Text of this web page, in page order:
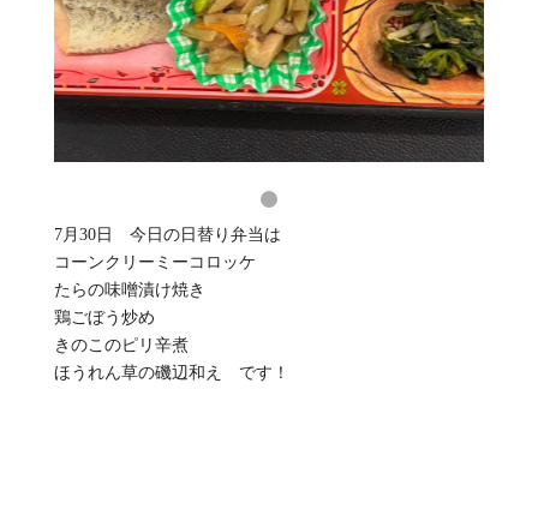
7月30日 今日の日替り弁当は
コーンクリーミーコロッケ
たらの味噌漬け焼き
鶏ごぼう炒め
きのこのピリ辛煮
ほうれん草の磯辺和え です！